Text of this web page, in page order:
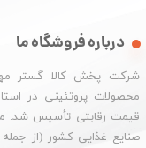
درباره فروشگاه ما
شرکت پخش کالا گستر
محصولات پروتئینی در
قیمت رقابتی تأسیس شد. ما
صنایع غذایی کشور (از